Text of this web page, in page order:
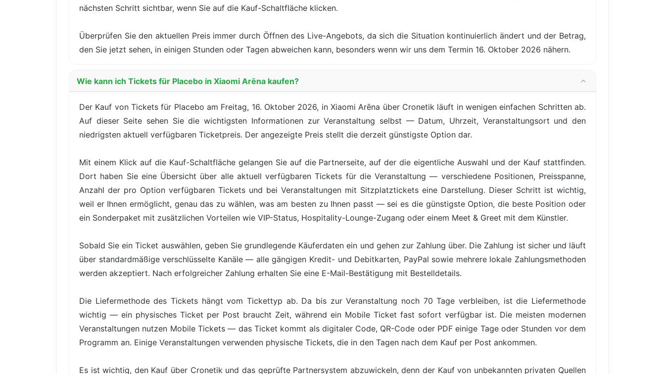
nächsten Schritt sichtbar, wenn Sie auf die Kauf-Schaltfläche klicken.
Überprüfen Sie den aktuellen Preis immer durch Öffnen des Live-Angebots, da sich die Situation kontinuierlich ändert und der Betrag,
den Sie jetzt sehen, in einigen Stunden oder Tagen abweichen kann, besonders wenn wir uns dem Termin 16. Oktober 2026 nähern.
Wie kann ich Tickets für Placebo in Xiaomi Arēna kaufen?
Der Kauf von Tickets für Placebo am Freitag, 16. Oktober 2026, in Xiaomi Arēna über Cronetik läuft in wenigen einfachen Schritten ab.
Auf dieser Seite sehen Sie die wichtigsten Informationen zur Veranstaltung selbst — Datum, Uhrzeit, Veranstaltungsort und den
niedrigsten aktuell verfügbaren Ticketpreis. Der angezeigte Preis stellt die derzeit günstigste Option dar.
Mit einem Klick auf die Kauf-Schaltfläche gelangen Sie auf die Partnerseite, auf der die eigentliche Auswahl und der Kauf stattfinden.
Dort haben Sie eine Übersicht über alle aktuell verfügbaren Tickets für die Veranstaltung — verschiedene Positionen, Preisspanne,
Anzahl der pro Option verfügbaren Tickets und bei Veranstaltungen mit Sitzplatztickets eine Darstellung. Dieser Schritt ist wichtig,
weil er Ihnen ermöglicht, genau das zu wählen, was am besten zu Ihnen passt — sei es die günstigste Option, die beste Position oder
ein Sonderpaket mit zusätzlichen Vorteilen wie VIP-Status, Hospitality-Lounge-Zugang oder einem Meet & Greet mit dem Künstler.
Sobald Sie ein Ticket auswählen, geben Sie grundlegende Käuferdaten ein und gehen zur Zahlung über. Die Zahlung ist sicher und läuft
über standardmäßige verschlüsselte Kanäle — alle gängigen Kredit- und Debitkarten, PayPal sowie mehrere lokale Zahlungsmethoden
werden akzeptiert. Nach erfolgreicher Zahlung erhalten Sie eine E-Mail-Bestätigung mit Bestelldetails.
Die Liefermethode des Tickets hängt vom Tickettyp ab. Da bis zur Veranstaltung noch 70 Tage verbleiben, ist die Liefermethode
wichtig — ein physisches Ticket per Post braucht Zeit, während ein Mobile Ticket fast sofort verfügbar ist. Die meisten modernen
Veranstaltungen nutzen Mobile Tickets — das Ticket kommt als digitaler Code, QR-Code oder PDF einige Tage oder Stunden vor dem
Programm an. Einige Veranstaltungen verwenden physische Tickets, die in den Tagen nach dem Kauf per Post ankommen.
Es ist wichtig, den Kauf über Cronetik und das geprüfte Partnersystem abzuwickeln, denn der Kauf von unbekannten privaten Quellen